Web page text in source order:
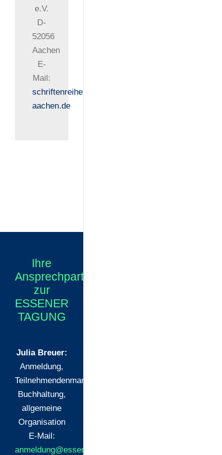
e.V.
D-
52056
Aachen
E-
Mail:
schriftenreihe@isa.rwth-
aachen.de
Ihre
Ansprechpartner
zur
ESSENER
TAGUNG
Julia Breuer:
Anmeldung,
Teilnehmendenmanagement,
Buchhaltung,
allgemeine
Organisation
E-Mail:
anmeldung@essenertagung.de